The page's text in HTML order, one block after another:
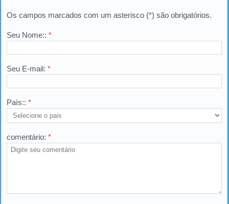
Os campos marcados com um asterisco (*) são obrigatórios.
Seu Nome:: *
Seu E-mail: *
País:: *
comentário: *